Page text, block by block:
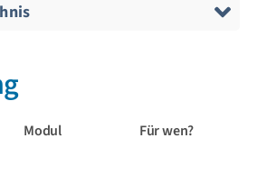
Modul Für wen?